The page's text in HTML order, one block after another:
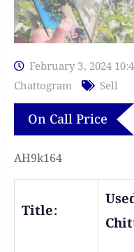
February 3, 2024
Chattogram
Sell
On Call Price
AH9k164
Title: